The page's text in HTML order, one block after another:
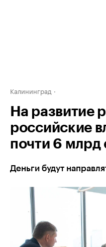
Калининград
На развитие
российские
почти 6 млрд
Деньги будут